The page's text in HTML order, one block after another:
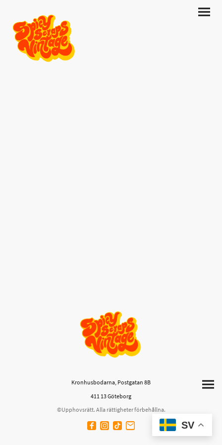
Kronhusbodarna, Postgatan 8B
411 13 Göteborg
©Upphovsrätt. Alla rättigheter förbehållna.
SV